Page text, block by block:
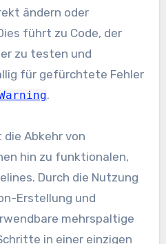
ändern oder
führt zu Code, der
zu testen und
für gefürchtete Fehler
.
Abkehr von
hin zu funktionalen,
Durch die Nutzung
Erstellung und
mehrspaltige
in einer einzigen